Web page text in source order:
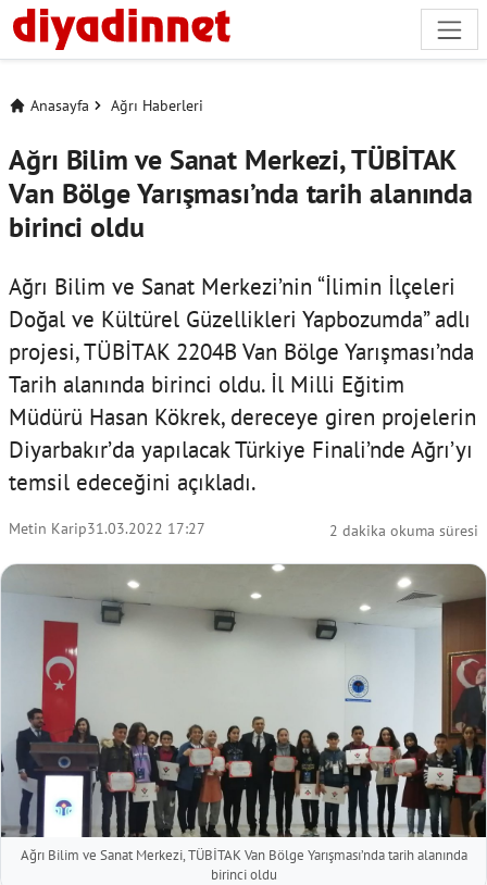
Anasayfa Ağrı Haberleri
Ağrı Bilim ve Sanat Merkezi, TÜBİTAK
Van Bölge Yarışması’nda tarih alanında
birinci oldu
Ağrı Bilim ve Sanat Merkezi’nin “İlimin İlçeleri
Doğal ve Kültürel Güzellikleri Yapbozumda” adlı
projesi, TÜBİTAK 2204B Van Bölge Yarışması’nda
Tarih alanında birinci oldu. İl Milli Eğitim
Müdürü Hasan Kökrek, dereceye giren projelerin
Diyarbakır’da yapılacak Türkiye Finali’nde Ağrı’yı
temsil edeceğini açıkladı.
Metin Karip31.03.2022 17:27 2 dakika okuma süresi
Ağrı Bilim ve Sanat Merkezi, TÜBİTAK Van Bölge Yarışması’nda tarih alanında
birinci oldu